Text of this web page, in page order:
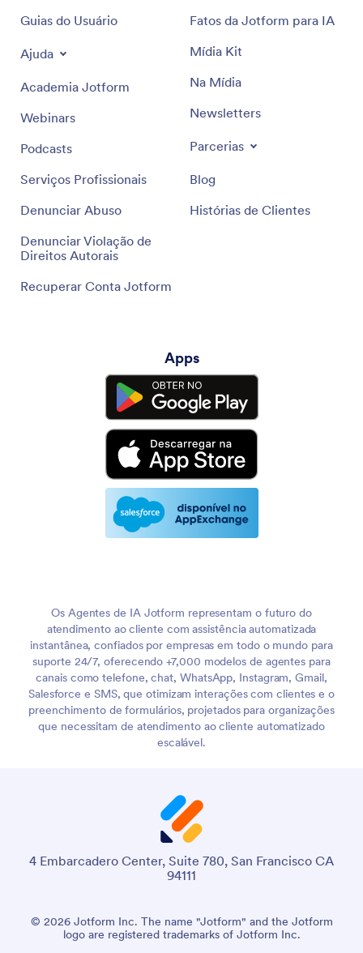
Guias do Usuário
Ajuda
Academia Jotform
Webinars
Podcasts
Serviços Profissionais
Denunciar Abuso
Denunciar Violação de
Direitos Autorais
Recuperar Conta Jotform
Fatos da Jotform para IA
Mídia Kit
Na Mídia
Newsletters
Parcerias
Blog
Histórias de Clientes
Apps
Os Agentes de IA Jotform representam o futuro do
atendimento ao cliente com assistência automatizada
instantânea, confiados por empresas em todo o mundo para
suporte 24/7, oferecendo +7,000 modelos de agentes para
canais como telefone, chat, WhatsApp, Instagram, Gmail,
Salesforce e SMS, que otimizam interações com clientes e o
preenchimento de formulários, projetados para organizações
que necessitam de atendimento ao cliente automatizado
escalável.
4 Embarcadero Center, Suite 780, San Francisco CA
94111
© 2026 Jotform Inc. The name "Jotform" and the Jotform
logo are registered trademarks of Jotform Inc.